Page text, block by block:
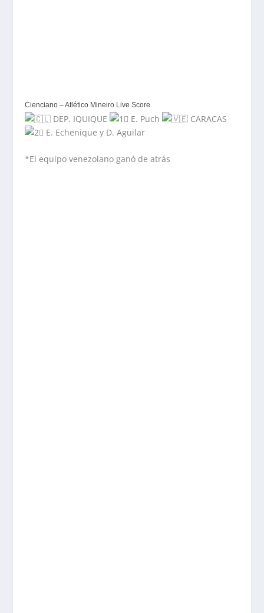
Cienciano – Atlético Mineiro Live Score
DEP. IQUIQUE E. Puch
CARACAS
E. Echenique y D. Aguilar
*El equipo venezolano ganó de atrás